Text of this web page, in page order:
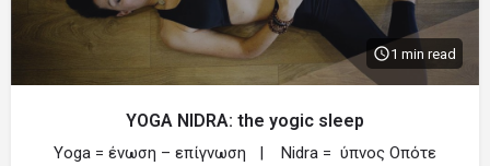
1 min read
YOGA NIDRA: the yogic sleep
Yoga = ένωση – επίγνωση | Nidra = ύπνος Οπότε